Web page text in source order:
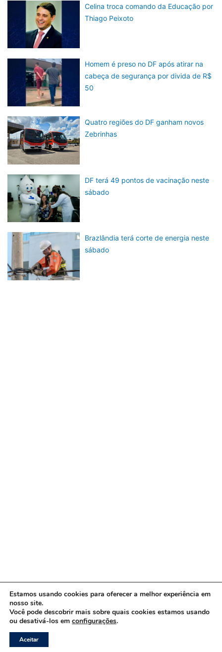
Celina troca comando da Educação por
Thiago Peixoto
Homem é preso no DF após atirar na
cabeça de segurança por divida de R$
50
Quatro regiões do DF ganham novos
Zebrinhas
DF terá 49 pontos de vacinação neste
sábado
Brazlândia terá corte de energia neste
sábado
Copyright © 2026 www.ACORDA DF
Estamos usando cookies para oferecer a melhor experiência em
nosso site.
Você pode descobrir mais sobre quais cookies estamos usando
ou desativá-los em configurações.
Aceitar